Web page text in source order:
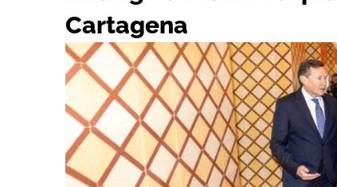
Cartagena